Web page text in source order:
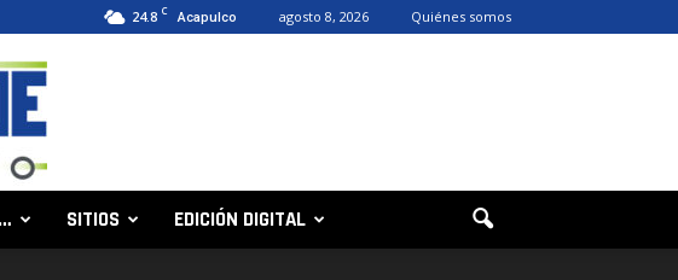
24.8 C Acapulco agosto 8, 2026 Quiénes somos
SITIOS EDICIÓN DIGITAL